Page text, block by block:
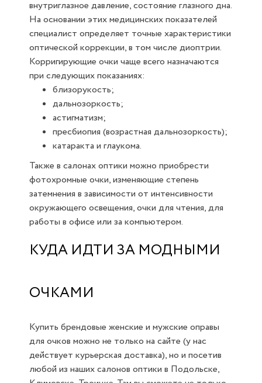
внутриглазное давление, состояние глазного дна.
На основании этих медицинских показателей
специалист определяет точные характеристики
оптической коррекции, в том числе диоптрии.
Корригирующие очки чаще всего назначаются
при следующих показаниях:
близорукость;
дальнозоркость;
астигматизм;
пресбиопия (возрастная дальнозоркость);
катаракта и глаукома.
Также в салонах оптики можно приобрести
фотохромные очки, изменяющие степень
затемнения в зависимости от интенсивности
окружающего освещения, очки для чтения, для
работы в офисе или за компьютером.
КУДА ИДТИ ЗА МОДНЫМИ
ОЧКАМИ
Купить брендовые женские и мужские оправы
для очков можно не только на сайте (у нас
действует курьерская доставка), но и посетив
любой из наших салонов оптики в Подольске,